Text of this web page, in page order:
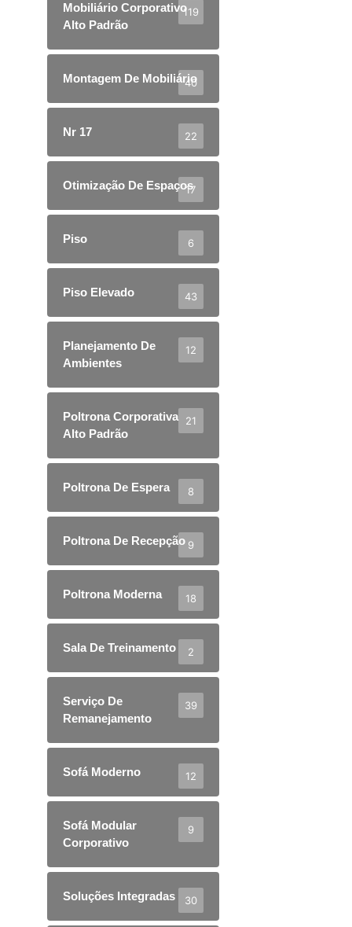
Mobiliário Corporativo
Alto Padrão
119
Montagem De Mobiliário
40
Nr 17 22
Otimização De Espaços
17
Piso 6
Piso Elevado 43
Planejamento De
Ambientes
12
Poltrona Corporativa
Alto Padrão
21
Poltrona De Espera 8
Poltrona De Recepção 9
Poltrona Moderna 18
Sala De Treinamento 2
Serviço De
Remanejamento
39
Sofá Moderno 12
Sofá Modular
Corporativo
9
Soluções Integradas 30